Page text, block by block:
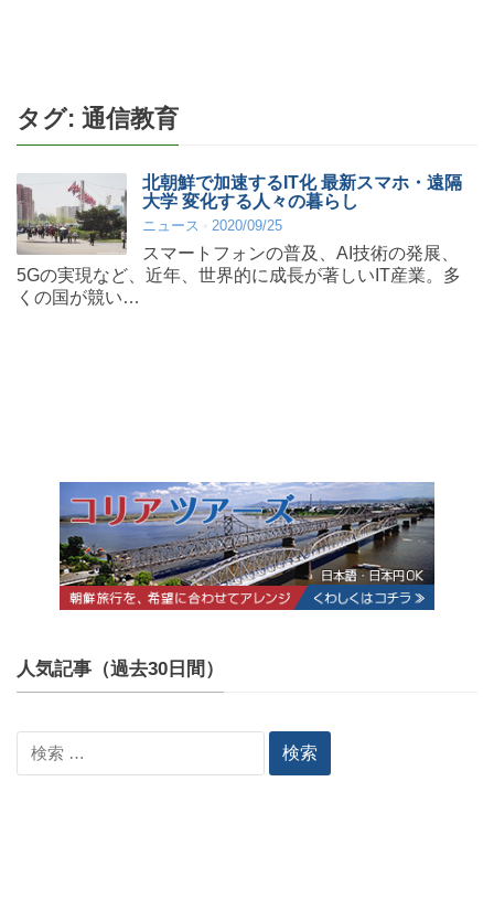
タグ: 通信教育
北朝鮮で加速するIT化 最新スマホ・遠隔
大学 変化する人々の暮らし
ニュース 2020/09/25
スマートフォンの普及、AI技術の発展、
5Gの実現など、近年、世界的に成長が著しいIT産業。多
くの国が競い…
人気記事（過去30日間）
索: